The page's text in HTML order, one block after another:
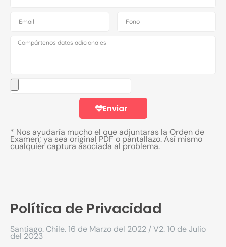
Enviar
* Nos ayudaría mucho el que adjuntaras la Orden de
Examen; ya sea original PDF o pantallazo. Así mismo
cualquier captura asociada al problema.
Política de Privacidad
Santiago. Chile. 16 de Marzo del 2022 / V2. 10 de Julio
del 2023